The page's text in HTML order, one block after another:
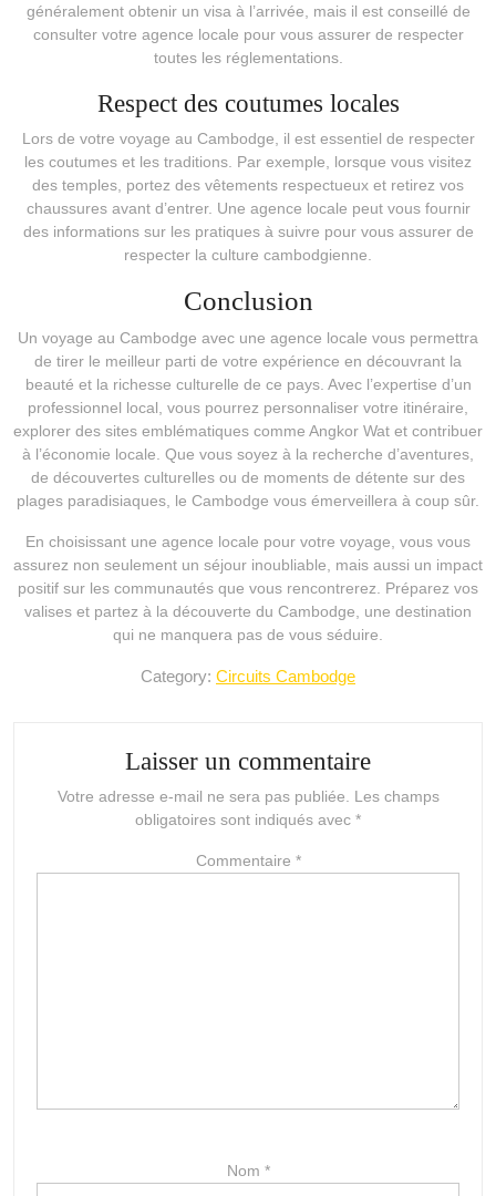
généralement obtenir un visa à l’arrivée, mais il est conseillé de
consulter votre agence locale pour vous assurer de respecter
toutes les réglementations.
Respect des coutumes locales
Lors de votre voyage au Cambodge, il est essentiel de respecter
les coutumes et les traditions. Par exemple, lorsque vous visitez
des temples, portez des vêtements respectueux et retirez vos
chaussures avant d’entrer. Une agence locale peut vous fournir
des informations sur les pratiques à suivre pour vous assurer de
respecter la culture cambodgienne.
Conclusion
Un voyage au Cambodge avec une agence locale vous permettra
de tirer le meilleur parti de votre expérience en découvrant la
beauté et la richesse culturelle de ce pays. Avec l’expertise d’un
professionnel local, vous pourrez personnaliser votre itinéraire,
explorer des sites emblématiques comme Angkor Wat et contribuer
à l’économie locale. Que vous soyez à la recherche d’aventures,
de découvertes culturelles ou de moments de détente sur des
plages paradisiaques, le Cambodge vous émerveillera à coup sûr.
En choisissant une agence locale pour votre voyage, vous vous
assurez non seulement un séjour inoubliable, mais aussi un impact
positif sur les communautés que vous rencontrerez. Préparez vos
valises et partez à la découverte du Cambodge, une destination
qui ne manquera pas de vous séduire.
Category: Circuits Cambodge
Laisser un commentaire
Votre adresse e-mail ne sera pas publiée.
Les champs
obligatoires sont indiqués avec *
Commentaire *
Nom *